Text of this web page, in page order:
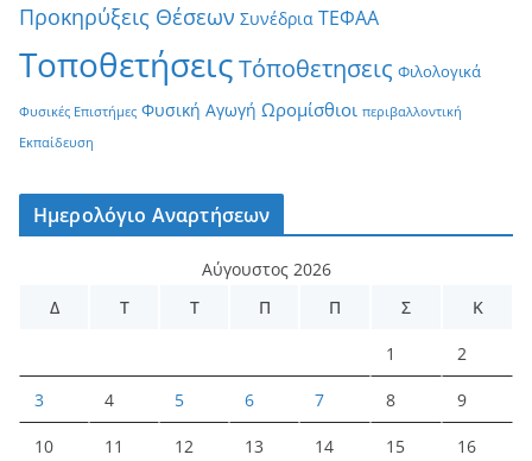
Προκηρύξεις Θέσεων Συνέδρια ΤΕΦΑΑ
ΤοποθετήσειςΤόποθετησεις Φιλολογικά
Φυσικές Επιστήμες Φυσική Αγωγή Ωρομίσθιοι περιβαλλοντική
Εκπαίδευση
Ημερολόγιο Αναρτήσεων
Αύγουστος 2026
Δ
Τ Τ Π Π Σ Κ
1 2
3 4 5 6 7 8 9
10 11 12 13 14 15 16